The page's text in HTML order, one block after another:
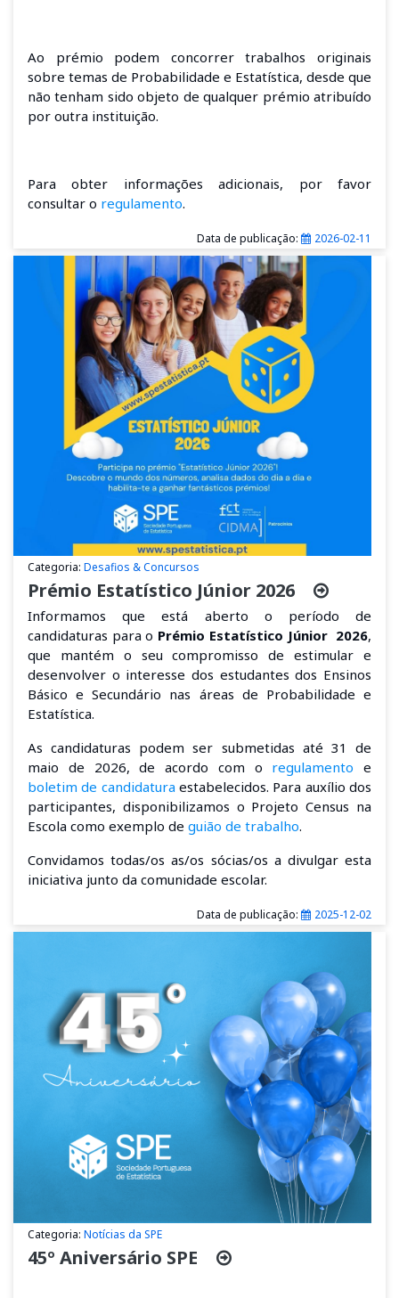
Ao prémio podem concorrer trabalhos originais
sobre temas de Probabilidade e Estatística, desde que
não tenham sido objeto de qualquer prémio atribuído
por outra instituição.
Para obter informações adicionais, por favor
consultar o regulamento.
Data de publicação: 2026-02-11
Categoria: Desafios & Concursos
Prémio Estatístico Júnior 2026
Informamos que está aberto o período de
candidaturas para o Prémio Estatístico Júnior 2026,
que mantém o seu compromisso de estimular e
desenvolver o interesse dos estudantes dos Ensinos
Básico e Secundário nas áreas de Probabilidade e
Estatística.
As candidaturas podem ser submetidas até 31 de
maio de 2026, de acordo com o regulamento e
boletim de candidatura estabelecidos. Para auxílio dos
participantes, disponibilizamos o Projeto Census na
Escola como exemplo de guião de trabalho.
Convidamos todas/os as/os sócias/os a divulgar esta
iniciativa junto da comunidade escolar.
Data de publicação: 2025-12-02
Categoria: Notícias da SPE
45º Aniversário SPE